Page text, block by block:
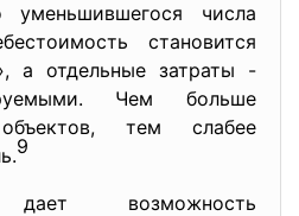
числа
становится
а отдельные затраты -
Чем больше
тем слабее
9
дает возможность